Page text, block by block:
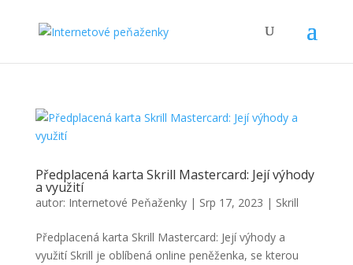
Předplacená karta Skrill Mastercard: Její výhody
a využití
autor: Internetové Peňaženky| Srp 17, 2023 | Skrill
Předplacená karta Skrill Mastercard: Její výhody a
využití Skrill je oblíbená online peněženka, se kterou